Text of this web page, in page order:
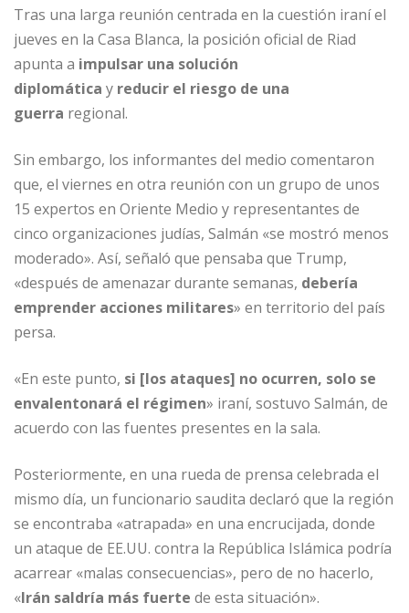
Tras una larga reunión centrada en la cuestión iraní el
jueves en la Casa Blanca, la posición oficial de Riad
apunta a impulsar una solución
diplomática y reducir el riesgo de una
guerra regional.
Sin embargo, los informantes del medio comentaron
que, el viernes en otra reunión con un grupo de unos
15 expertos en Oriente Medio y representantes de
cinco organizaciones judías, Salmán «se mostró menos
moderado». Así, señaló que pensaba que Trump,
«después de amenazar durante semanas, debería
emprender acciones militares» en territorio del país
persa.
«En este punto, si [los ataques] no ocurren, solo se
envalentonará el régimen» iraní, sostuvo Salmán, de
acuerdo con las fuentes presentes en la sala.
Posteriormente, en una rueda de prensa celebrada el
mismo día, un funcionario saudita declaró que la región
se encontraba «atrapada» en una encrucijada, donde
un ataque de EE.UU. contra la República Islámica podría
acarrear «malas consecuencias», pero de no hacerlo,
«Irán saldría más fuerte de esta situación».